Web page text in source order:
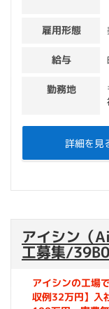
雇用形態
給与
勤務地
詳細を見
アイシン（
工募集/
アイシンの工場
収例32万円】入